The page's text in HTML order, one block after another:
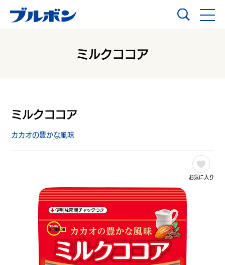
ミルクココア
ミルクココア
カカオの豊かな風味
お気に入り